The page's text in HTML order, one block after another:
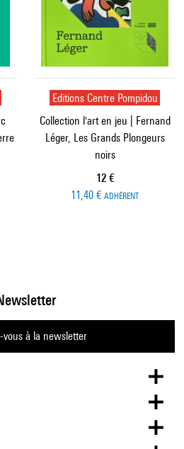
Editions Centre Pompidou
Collection l'art en jeu | Fernand
Léger, Les Grands Plongeurs
noirs
Prix ​​actuel
12 €
11,40 € ADHÉRENT
vous à la newsletter